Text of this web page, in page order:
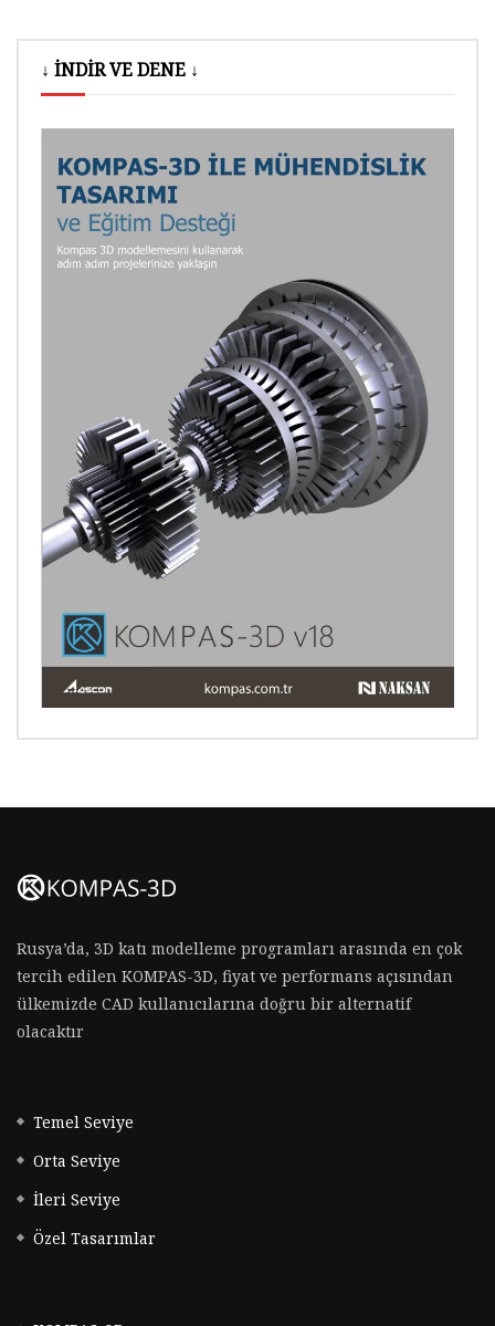
↓ İNDİR VE DENE ↓
Rusya’da, 3D katı modelleme programları arasında en çok
tercih edilen KOMPAS-3D, fiyat ve performans açısından
ülkemizde CAD kullanıcılarına doğru bir alternatif
olacaktır
Temel Seviye
Orta Seviye
İleri Seviye
Özel Tasarımlar